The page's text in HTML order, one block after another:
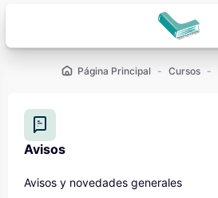
Página Principal Cursos
Avisos
Requisitos de finalización
Avisos y novedades generales